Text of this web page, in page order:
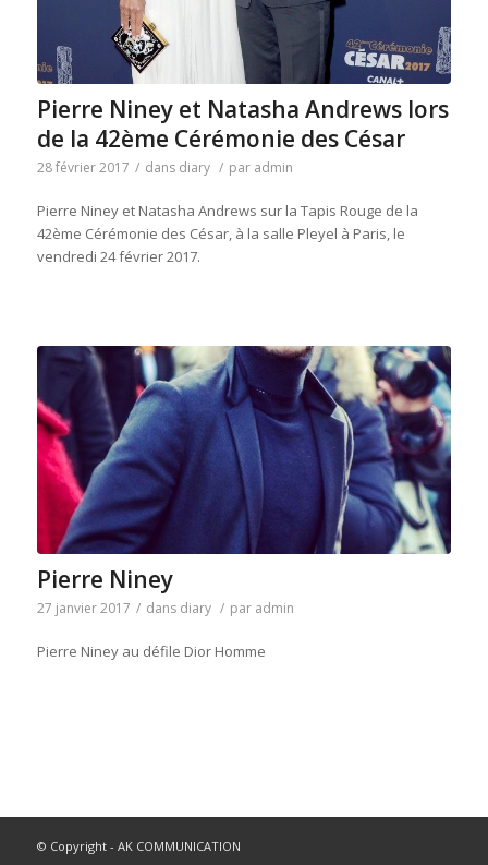
Pierre Niney et Natasha Andrews lors
de la 42ème Cérémonie des César
28 février 2017 / dans diary / par admin
Pierre Niney et Natasha Andrews sur la Tapis Rouge de la
42ème Cérémonie des César, à la salle Pleyel à Paris, le
vendredi 24 février 2017.
Pierre Niney
27 janvier 2017 / dans diary / par admin
Pierre Niney au défile Dior Homme
© Copyright - AK COMMUNICATION